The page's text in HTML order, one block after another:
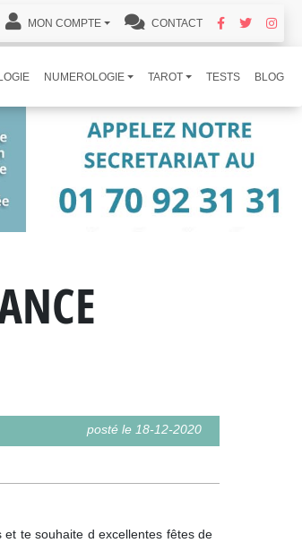
MON COMPTE CONTACT
NUMEROLOGIE TAROT TESTS BLOG
posté le 18-12-2020
te souhaite d excellentes fêtes de